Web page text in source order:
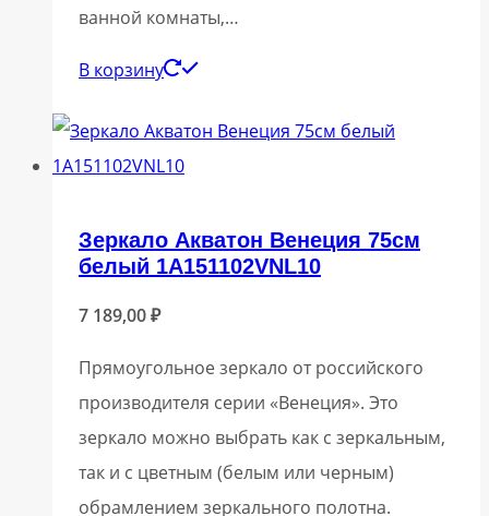
ванной комнаты,…
В корзину
Зеркало Акватон Венеция 75см
белый 1A151102VNL10
7 189,00₽
Прямоугольное зеркало от российского
производителя серии «Венеция». Это
зеркало можно выбрать как с зеркальным,
так и с цветным (белым или черным)
обрамлением зеркального полотна.